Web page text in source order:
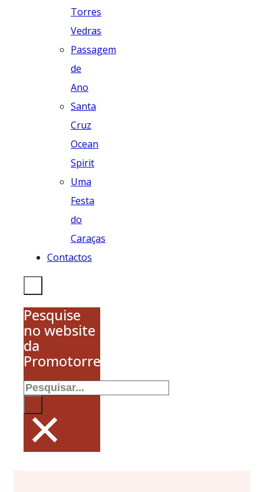
Torres
Vedras
Passagem
de
Ano
Santa
Cruz
Ocean
Spirit
Uma
Festa
do
Caraças
Contactos
Pesquise
no website
da
Promotorres
Pesquisar
×